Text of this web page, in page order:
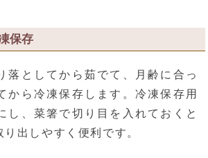
保存
落としてから茹でて、月齢に合っ
から冷凍保存します。冷凍保存用
し、菜箸で切り目を入れておくと
出しやすく便利です。